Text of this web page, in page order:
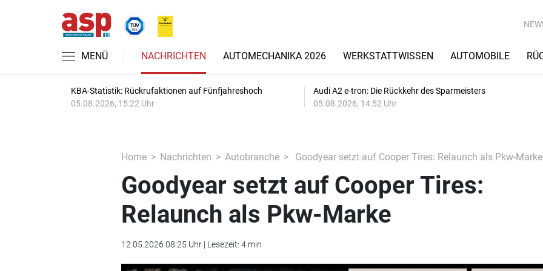
MENÜ NACHRICHTEN AUTOMECHANIKA 2026 WERKSTATTWISSEN AUTOMOBILE
KBA-Statistik: Rückrufaktionen auf Fünfjahreshoch
05.08.2026, 15:22 Uhr
Audi A2 e-tron: Die Rückkehr des Sparmeisters
05.08.2026, 14:52 Uhr
Home Nachrichten Autobranche Good­year setzt auf Cooper Tires: Relaunch als Pkw-Marke
Good­year setzt auf Cooper Tires:
Relaunch als Pkw-Marke
12.05.2026 08:25 Uhr | Lesezeit: 4 min